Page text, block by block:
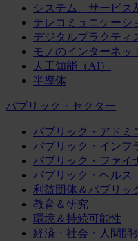
システム、サービス
テレコミュニケーシ
デジタルプラクティ
モノのインターネッ
人工知能（AI）
半導体
パブリック・セクター
パブリック・アドミ
パブリック・インフ
パブリック・ファイ
パブリック・ヘルス
利益団体＆パブリッ
教育＆研究
環境＆持続可能性
経済・社会・人間開